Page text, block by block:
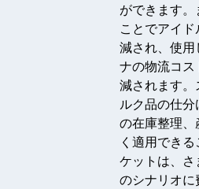
ができます
ことでアイ
減され、使
ナの物流コ
減されます
ルク品の仕分
の在庫整理
く適用でき
ケットは、
のシナリオ